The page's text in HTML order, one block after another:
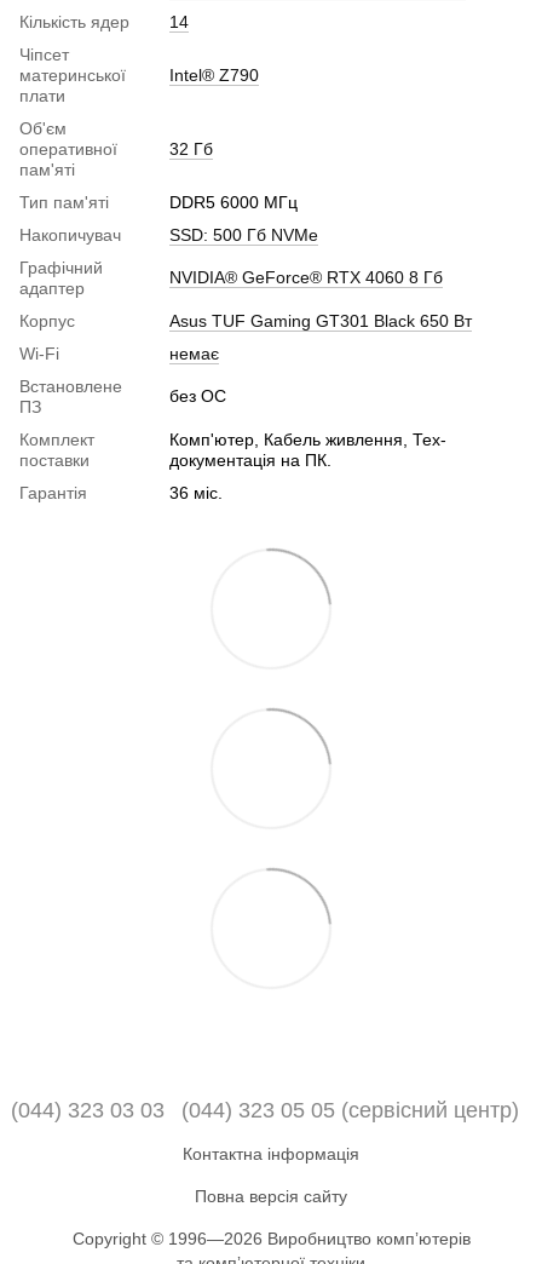
Кількість ядер
14
Чіпсет
материнської
плати
Intel® Z790
Об'єм
оперативної
пам'яті
32 Гб
Тип пам'яті
DDR5 6000 МГц
Накопичувач
SSD: 500 Гб NVMe
Графічний
адаптер
NVIDIA® GeForce® RTX 4060 8 Гб
Корпус
Asus TUF Gaming GT301 Black 650 Вт
Wi-Fi
немає
Встановлене
ПЗ
без ОС
Комплект
поставки
Комп'ютер, Кабель живлення, Тех-
документація на ПК.
Гарантія
36 міс.
(044) 323 03 03 (044) 323 05 05 (сервісний центр)
Контактна інформація
Повна версія сайту
Copyright © 1996—2026 Виробництво компʼютерів